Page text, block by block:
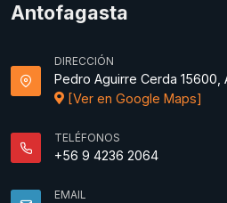
Antofagasta
DIRECCIÓN
Pedro Aguirre Cerda 15600,
[Ver en Google Maps]
TELÉFONOS
+56 9 4236 2064
EMAIL